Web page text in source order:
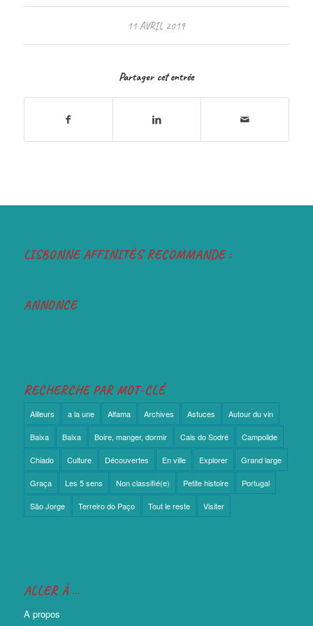
11 AVRIL 2019
Partager cet entrée
LISBONNE AFFINITÉS RECOMMANDE :
ANNONCE
RECHERCHE PAR MOT-CLÉ
Ailleurs a la une Alfama Archives Astuces Autour du vin
Baixa Baixa Boire, manger, dormir Cais do Sodré Campolide
Chiado Culture Découvertes En ville Explorer Grand large
Graça Les 5 sens Non classifié(e) Petite histoire Portugal
São Jorge Terreiro do Paço Tout le reste Visiter
ALLER À …
A propos